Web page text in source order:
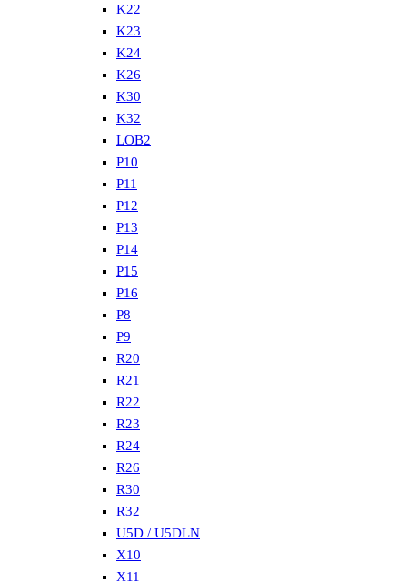
K22
K23
K24
K26
K30
K32
LOB2
P10
P11
P12
P13
P14
P15
P16
P8
P9
R20
R21
R22
R23
R24
R26
R30
R32
U5D / U5DLN
X10
X11